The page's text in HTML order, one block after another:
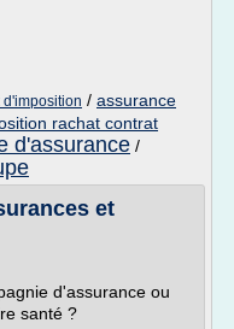
/ assurance
rachat contrat
d'assurance /
et
d'assurance ou
santé ?